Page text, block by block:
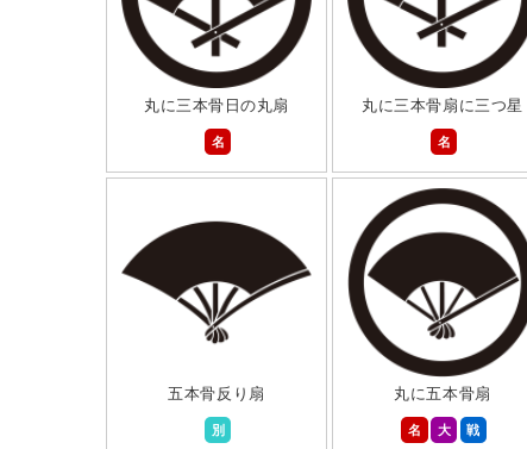
丸に三本骨日の丸扇
名
丸に三本骨扇に三つ星
名
五本骨反り扇
別
丸に五本骨扇
名
大 戦